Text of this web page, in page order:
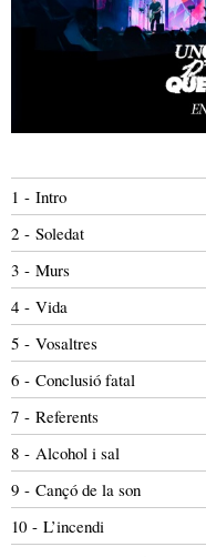
1 - Intro
2 - Soledat
3 - Murs
4 - Vida
5 - Vosaltres
6 - Conclusió fatal
7 - Referents
8 - Alcohol i sal
9 - Cançó de la son
10 - L’incendi